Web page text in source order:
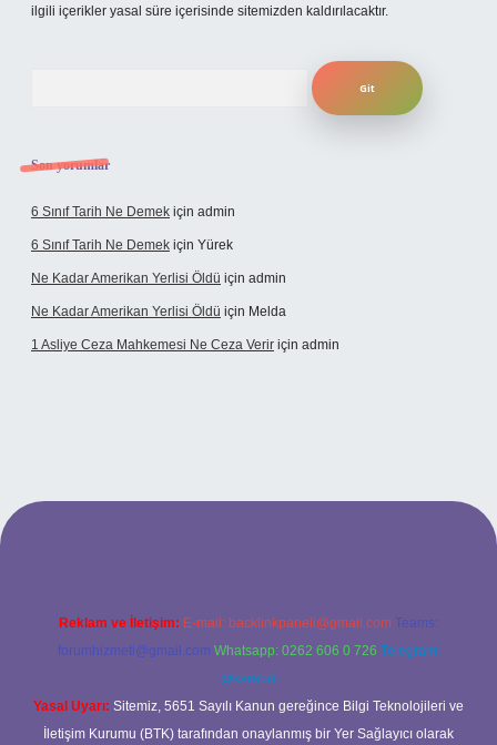
ilgili içerikler yasal süre içerisinde sitemizden kaldırılacaktır.
Son yorumlar
6 Sınıf Tarih Ne Demek için admin
6 Sınıf Tarih Ne Demek için Yürek
Ne Kadar Amerikan Yerlisi Öldü için admin
Ne Kadar Amerikan Yerlisi Öldü için Melda
1 Asliye Ceza Mahkemesi Ne Ceza Verir için admin
Reklam ve İletişim: E-mail: backlinkpaneli@gmail.com Teams:
forumhizmeti@gmail.com Whatsapp: 0262 606 0 726 Telegram:
@karabul
Yasal Uyarı: Sitemiz, 5651 Sayılı Kanun gereğince Bilgi Teknolojileri ve
İletişim Kurumu (BTK) tarafından onaylanmış bir Yer Sağlayıcı olarak